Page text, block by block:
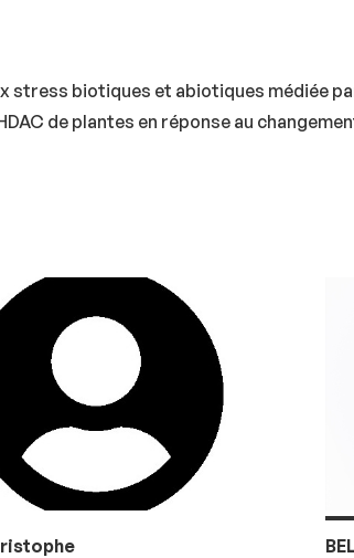
stress biotiques et abiotiques médiée
de plantes en réponse au